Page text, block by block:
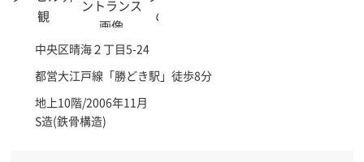
中央区晴海２丁目5-24
都営大江戸線「勝どき駅 」徒歩8分
地上10階/2006年11月
S造(鉄骨構造)